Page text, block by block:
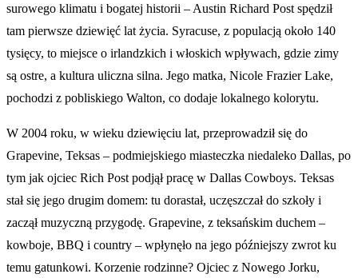
surowego klimatu i bogatej historii – Austin Richard Post spędził
tam pierwsze dziewięć lat życia. Syracuse, z populacją około 140
tysięcy, to miejsce o irlandzkich i włoskich wpływach, gdzie zimy
są ostre, a kultura uliczna silna. Jego matka, Nicole Frazier Lake,
pochodzi z pobliskiego Walton, co dodaje lokalnego kolorytu.
W 2004 roku, w wieku dziewięciu lat, przeprowadził się do
Grapevine, Teksas – podmiejskiego miasteczka niedaleko Dallas, po
tym jak ojciec Rich Post podjął pracę w Dallas Cowboys. Teksas
stał się jego drugim domem: tu dorastał, uczęszczał do szkoły i
zaczął muzyczną przygodę. Grapevine, z teksańskim duchem –
kowboje, BBQ i country – wpłynęło na jego późniejszy zwrot ku
temu gatunkowi. Korzenie rodzinne? Ojciec z Nowego Jorku,